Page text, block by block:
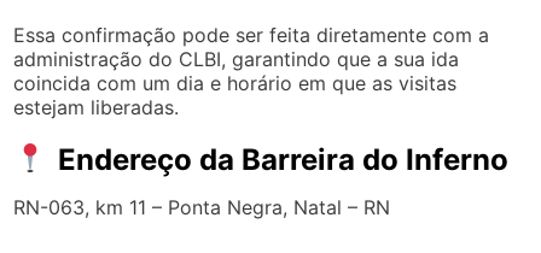
Essa confirmação pode ser feita diretamente com a
administração do CLBI, garantindo que a sua ida
coincida com um dia e horário em que as visitas
estejam liberadas.
Endereço da Barreira do Inferno
RN-063, km 11 – Ponta Negra, Natal – RN